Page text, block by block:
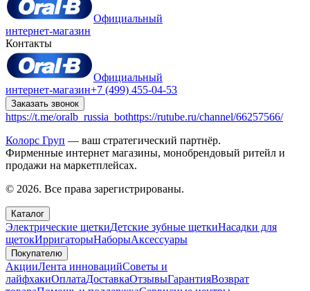
Официальный
интернет-магазин
Контакты
Официальный
интернет-магазин+7 (499) 455-04-53
Заказать звонок
https://t.me/oralb_russia_bothttps://rutube.ru/channel/66257566/
Колорс Груп — ваш стратегический партнёр.
Фирменные интернет магазины, монобрендовый ритейл и
продажи на маркетплейсах.
© 2026. Все права зарегистрированы.
Каталог
Электрические щеткиДетские зубные щеткиНасадки для
щетокИрригаторыНаборыАксессуары
Покупателю
АкцииЛента инновацийСоветы и
лайфхакиОплатаДоставкаОтзывыГарантияВозврат